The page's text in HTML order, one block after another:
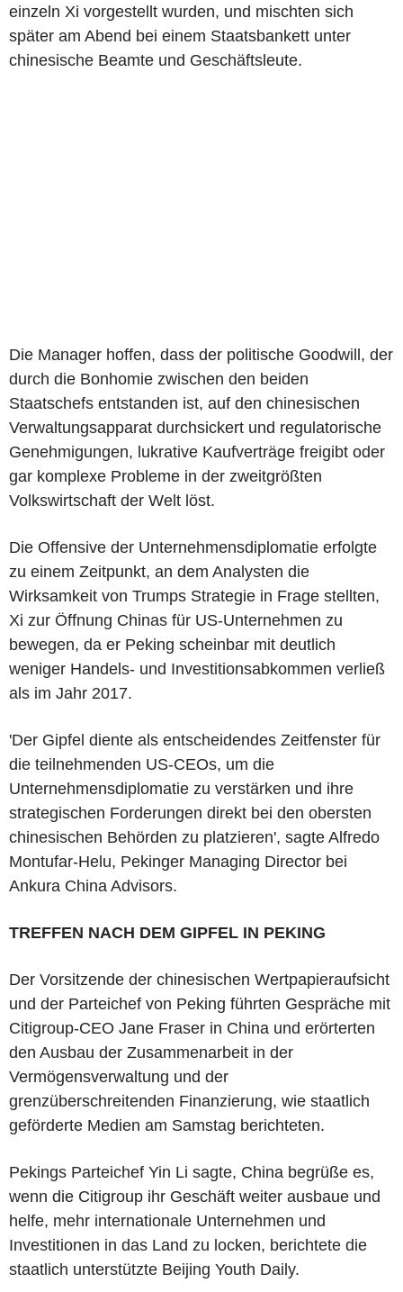
einzeln Xi vorgestellt wurden, und mischten sich
später am Abend bei einem Staatsbankett unter
chinesische Beamte und Geschäftsleute.
Die Manager hoffen, dass der politische Goodwill, der
durch die Bonhomie zwischen den beiden
Staatschefs entstanden ist, auf den chinesischen
Verwaltungsapparat durchsickert und regulatorische
Genehmigungen, lukrative Kaufverträge freigibt oder
gar komplexe Probleme in der zweitgrößten
Volkswirtschaft der Welt löst.
Die Offensive der Unternehmensdiplomatie erfolgte
zu einem Zeitpunkt, an dem Analysten die
Wirksamkeit von Trumps Strategie in Frage stellten,
Xi zur Öffnung Chinas für US-Unternehmen zu
bewegen, da er Peking scheinbar mit deutlich
weniger Handels- und Investitionsabkommen verließ
als im Jahr 2017.
'Der Gipfel diente als entscheidendes Zeitfenster für
die teilnehmenden US-CEOs, um die
Unternehmensdiplomatie zu verstärken und ihre
strategischen Forderungen direkt bei den obersten
chinesischen Behörden zu platzieren', sagte Alfredo
Montufar-Helu, Pekinger Managing Director bei
Ankura China Advisors.
TREFFEN NACH DEM GIPFEL IN PEKING
Der Vorsitzende der chinesischen Wertpapieraufsicht
und der Parteichef von Peking führten Gespräche mit
Citigroup-CEO Jane Fraser in China und erörterten
den Ausbau der Zusammenarbeit in der
Vermögensverwaltung und der
grenzüberschreitenden Finanzierung, wie staatlich
geförderte Medien am Samstag berichteten.
Pekings Parteichef Yin Li sagte, China begrüße es,
wenn die Citigroup ihr Geschäft weiter ausbaue und
helfe, mehr internationale Unternehmen und
Investitionen in das Land zu locken, berichtete die
staatlich unterstützte Beijing Youth Daily.